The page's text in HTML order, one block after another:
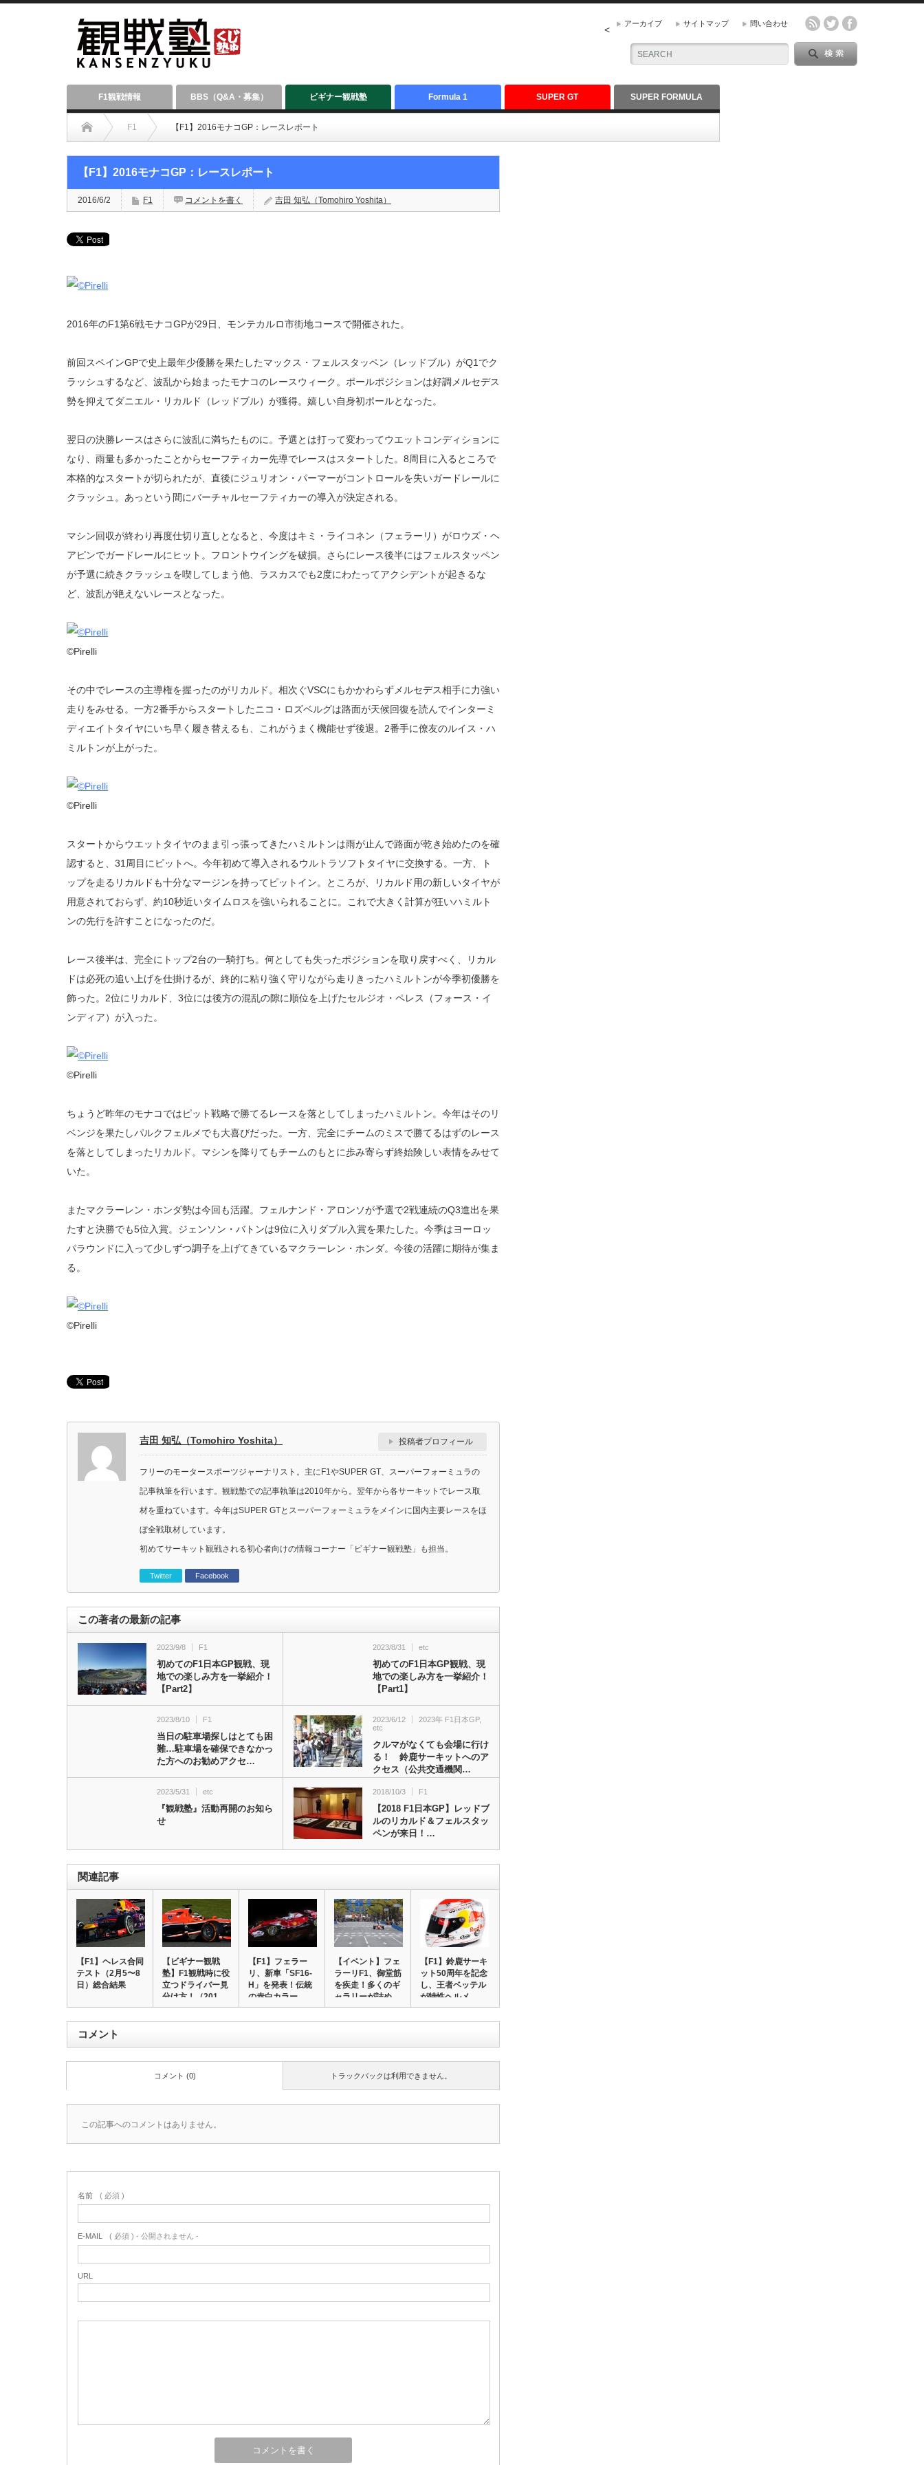
アーカイブ サイトマップ 問い合わせ
<
F1観戦情報 BBS（Q&A・募集） ビギナー観戦塾 Formula 1 SUPER GT SUPER FORMULA
F1 【F1】2016モナコGP：レースレポート
【F1】2016モナコGP：レースレポート
2016/6/2 F1 コメントを書く 吉田 知弘（Tomohiro Yoshita）
2016年のF1第6戦モナコGPが29日、モンテカルロ市街地コースで開催された。
前回スペインGPで史上最年少優勝を果たしたマックス・フェルスタッペン（レッドブル）がQ1でク
ラッシュするなど、波乱から始まったモナコのレースウィーク。ポールポジションは好調メルセデス
勢を抑えてダニエル・リカルド（レッドブル）が獲得。嬉しい自身初ポールとなった。
翌日の決勝レースはさらに波乱に満ちたものに。予選とは打って変わってウエットコンディションに
なり、雨量も多かったことからセーフティカー先導でレースはスタートした。8周目に入るところで
本格的なスタートが切られたが、直後にジュリオン・パーマーがコントロールを失いガードレールに
クラッシュ。あっという間にバーチャルセーフティカーの導入が決定される。
マシン回収が終わり再度仕切り直しとなると、今度はキミ・ライコネン（フェラーリ）がロウズ・ヘ
アピンでガードレールにヒット。フロントウイングを破損。さらにレース後半にはフェルスタッペン
が予選に続きクラッシュを喫してしまう他、ラスカスでも2度にわたってアクシデントが起きるな
ど、波乱が絶えないレースとなった。
©Pirelli
その中でレースの主導権を握ったのがリカルド。相次ぐVSCにもかかわらずメルセデス相手に力強い
走りをみせる。一方2番手からスタートしたニコ・ロズベルグは路面が天候回復を読んでインターミ
ディエイトタイヤにいち早く履き替えるも、これがうまく機能せず後退。2番手に僚友のルイス・ハ
ミルトンが上がった。
©Pirelli
スタートからウエットタイヤのまま引っ張ってきたハミルトンは雨が止んで路面が乾き始めたのを確
認すると、31周目にピットへ。今年初めて導入されるウルトラソフトタイヤに交換する。一方、ト
ップを走るリカルドも十分なマージンを持ってピットイン。ところが、リカルド用の新しいタイヤが
用意されておらず、約10秒近いタイムロスを強いられることに。これで大きく計算が狂いハミルト
ンの先行を許すことになったのだ。
レース後半は、完全にトップ2台の一騎打ち。何としても失ったポジションを取り戻すべく、リカル
ドは必死の追い上げを仕掛けるが、終的に粘り強く守りながら走りきったハミルトンが今季初優勝を
飾った。2位にリカルド、3位には後方の混乱の隙に順位を上げたセルジオ・ペレス（フォース・イ
ンディア）が入った。
©Pirelli
ちょうど昨年のモナコではピット戦略で勝てるレースを落としてしまったハミルトン。今年はそのリ
ベンジを果たしパルクフェルメでも大喜びだった。一方、完全にチームのミスで勝てるはずのレース
を落としてしまったリカルド。マシンを降りてもチームのもとに歩み寄らず終始険しい表情をみせて
いた。
またマクラーレン・ホンダ勢は今回も活躍。フェルナンド・アロンソが予選で2戦連続のQ3進出を果
たすと決勝でも5位入賞。ジェンソン・バトンは9位に入りダブル入賞を果たした。今季はヨーロッ
パラウンドに入って少しずつ調子を上げてきているマクラーレン・ホンダ。今後の活躍に期待が集ま
る。
©Pirelli
吉田 知弘（Tomohiro Yoshita） 投稿者プロフィール
フリーのモータースポーツジャーナリスト。主にF1やSUPER GT、スーパーフォーミュラの
記事執筆を行います。観戦塾での記事執筆は2010年から。翌年から各サーキットでレース取
材を重ねています。今年はSUPER GTとスーパーフォーミュラをメインに国内主要レースをほ
ぼ全戦取材しています。
初めてサーキット観戦される初心者向けの情報コーナー「ビギナー観戦塾」も担当。
Twitter Facebook
この著者の最新の記事
2023/9/8 F1
初めてのF1日本GP観戦、現
地での楽しみ方を一挙紹介！
【Part2】
2023/8/31 etc
初めてのF1日本GP観戦、現
地での楽しみ方を一挙紹介！
【Part1】
2023/8/10 F1
当日の駐車場探しはとても困
難…駐車場を確保できなかっ
た方へのお勧めアクセ…
2023/6/12 2023年 F1日本GP,
etc
クルマがなくても会場に行け
る！ 鈴鹿サーキットへのア
クセス（公共交通機関…
2023/5/31 etc
『観戦塾』活動再開のお知ら
せ
2018/10/3 F1
【2018 F1日本GP】レッドブ
ルのリカルド＆フェルスタッ
ペンが来日！…
関連記事
【F1】ヘレス合同
テスト（2月5〜8
日）総合結果
【ビギナー観戦
塾】F1観戦時に役
立つドライバー見
分け方！（201…
【F1】フェラー
リ、新車「SF16-
H」を発表！伝統
の赤白カラー…
【イベント】フェ
ラーリF1、御堂筋
を疾走！多くのギ
ャラリーが詰め…
【F1】鈴鹿サーキ
ット50周年を記念
し、王者ベッテル
が特性ヘルメ…
コメント
トラックバックは利用できません。
コメント (0)
この記事へのコメントはありません。
名前 ( 必須 )
E-MAIL ( 必須 ) - 公開されません -
URL